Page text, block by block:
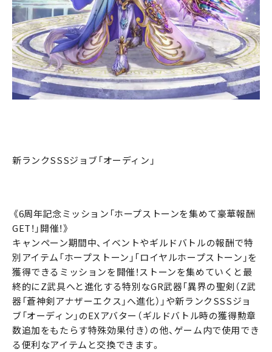
新ランクSSSジョブ「オーディン」
《6周年記念ミッション「ホープストーンを集めて豪華報酬
GET！」開催！》
キャンペーン期間中、イベントやギルドバトルの報酬で特
別アイテム「ホープストーン」「ロイヤルホープストーン」を
獲得できるミッションを開催！ストーンを集めていくと最
終的にZ武具へと進化する特別なGR武器「異界の聖剣（Z武
器「蒼神剣アナザーエクス」へ進化）」や新ランクSSSジョ
ブ「オーディン」のEXアバター（ギルドバトル時の獲得勲章
数追加をもたらす特殊効果付き）の他、ゲーム内で使用でき
る便利なアイテムと交換できます。